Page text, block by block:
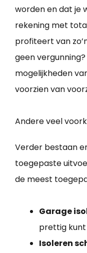
worden en dat je
rekening met
profiteert van
geen
mogelijkheden
voorzien van
Andere veel
Verder bestaan
toegepaste
de meest
Garage
prettig
Isoleren